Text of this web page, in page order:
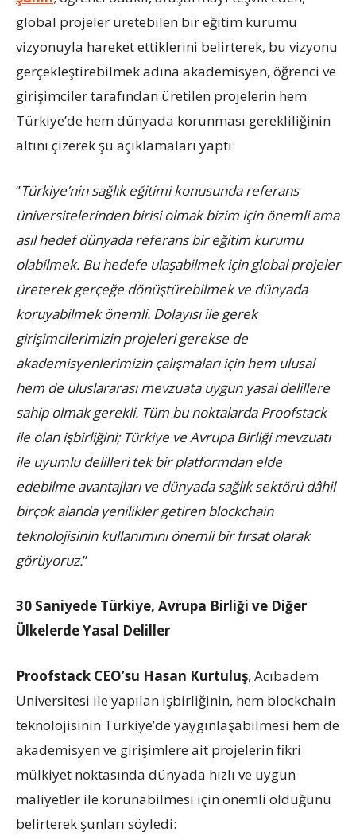
global projeler üretebilen bir eğitim kurumu
vizyonuyla hareket ettiklerini belirterek, bu vizyonu
gerçekleştirebilmek adına akademisyen, öğrenci ve
girişimciler tarafından üretilen projelerin hem
Türkiye’de hem dünyada korunması gerekliliğinin
altını çizerek şu açıklamaları yaptı:
‘’Türkiye’nin sağlık eğitimi konusunda referans
üniversitelerinden birisi olmak bizim için önemli ama
asıl hedef dünyada referans bir eğitim kurumu
olabilmek. Bu hedefe ulaşabilmek için global projeler
üreterek gerçeğe dönüştürebilmek ve dünyada
koruyabilmek önemli. Dolayısı ile gerek
girişimcilerimizin projeleri gerekse de
akademisyenlerimizin çalışmaları için hem ulusal
hem de uluslararası mevzuata uygun yasal delillere
sahip olmak gerekli. Tüm bu noktalarda Proofstack
ile olan işbirliğini; Türkiye ve Avrupa Birliği mevzuatı
ile uyumlu delilleri tek bir platformdan elde
edebilme avantajları ve dünyada sağlık sektörü dâhil
birçok alanda yenilikler getiren blockchain
teknolojisinin kullanımını önemli bir fırsat olarak
görüyoruz.’’
30 Saniyede Türkiye, Avrupa Birliği ve Diğer
Ülkelerde Yasal Deliller
Proofstack CEO’su Hasan Kurtuluş, Acıbadem
Üniversitesi ile yapılan işbirliğinin, hem blockchain
teknolojisinin Türkiye’de yaygınlaşabilmesi hem de
akademisyen ve girişimlere ait projelerin fikri
mülkiyet noktasında dünyada hızlı ve uygun
maliyetler ile korunabilmesi için önemli olduğunu
belirterek şunları söyledi: